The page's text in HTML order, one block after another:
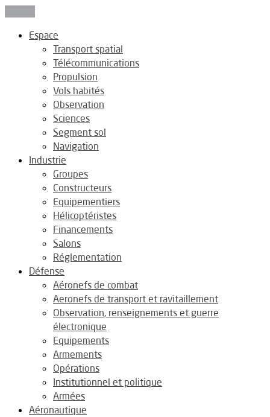
Espace
Transport spatial
Télécommunications
Propulsion
Vols habités
Observation
Sciences
Segment sol
Navigation
Industrie
Groupes
Constructeurs
Equipementiers
Hélicoptéristes
Financements
Salons
Réglementation
Défense
Aéronefs de combat
Aeronefs de transport et ravitaillement
Observation, renseignements et guerre
électronique
Equipements
Armements
Opérations
Institutionnel et politique
Armées
Aéronautique